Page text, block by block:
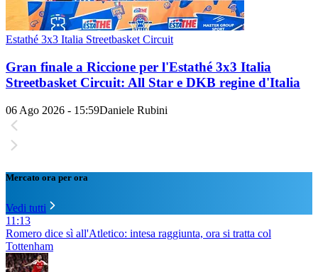
Estathé 3x3 Italia Streetbasket Circuit
Gran finale a Riccione per l'Estathé 3x3 Italia
Streetbasket Circuit: All Star e DKB regine d'Italia
06 Ago 2026 - 15:59Daniele Rubini
Mercato ora per ora
Vedi tutti
11:13
Romero dice sì all'Atletico: intesa raggiunta, ora si tratta col
Tottenham